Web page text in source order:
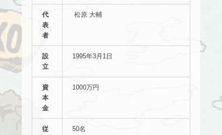
代
表
者
松原 大輔
設
立
1995年3月1日
資
本
金
1000万円
従
50名